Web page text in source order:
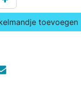
toevoegen